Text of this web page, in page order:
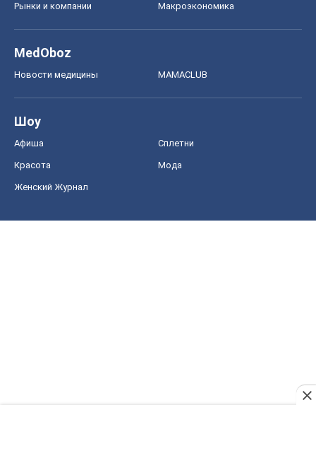
Рынки и компании Mакроэкономика
MedOboz
Новости медицины MAMACLUB
Шоу
Афиша Сплетни
Красота Мода
Женский Журнал